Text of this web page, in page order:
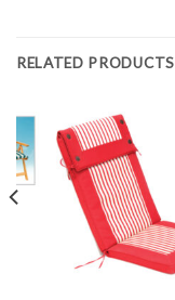
RELATED PRODUCTS